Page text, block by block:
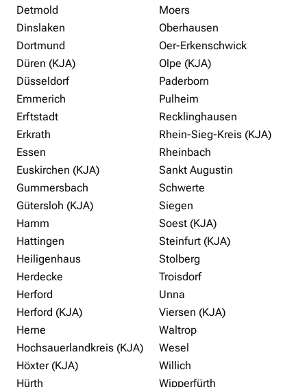
Detmold
Dinslaken
Dortmund
Düren (KJA)
Düsseldorf
Emmerich
Erftstadt
Erkrath
Essen
Euskirchen (KJA)
Gummersbach
Gütersloh (KJA)
Hamm
Hattingen
Heiligenhaus
Herdecke
Herford
Herford (KJA)
Herne
Hochsauerlandkreis (KJA)
Höxter (KJA)
Hürth
Moers
Oberhausen
Oer-Erkenschwick
Olpe (KJA)
Paderborn
Pulheim
Recklinghausen
Rhein-Sieg-Kreis (KJA)
Rheinbach
Sankt Augustin
Schwerte
Siegen
Soest (KJA)
Steinfurt (KJA)
Stolberg
Troisdorf
Unna
Viersen (KJA)
Waltrop
Wesel
Willich
Wipperfürth